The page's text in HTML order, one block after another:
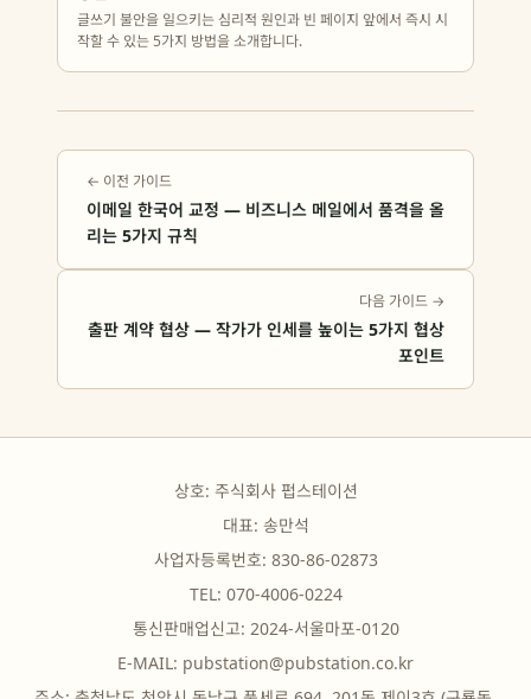
글쓰기 불안을 일으키는 심리적 원인과 빈 페이지 앞에서 즉시 시
작할 수 있는 5가지 방법을 소개합니다.
← 이전 가이드
이메일 한국어 교정 — 비즈니스 메일에서 품격을 올
리는 5가지 규칙
다음 가이드 →
출판 계약 협상 — 작가가 인세를 높이는 5가지 협상
포인트
상호: 주식회사 펍스테이션
대표: 송만석
사업자등록번호: 830-86-02873
TEL: 070-4006-0224
통신판매업신고: 2024-서울마포-0120
E-MAIL: pubstation@pubstation.co.kr